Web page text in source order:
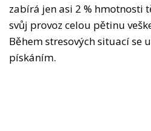
zabírá jen asi 2 % hmotnosti
svůj provoz celou pětinu
Během stresových situací se
pískáním.